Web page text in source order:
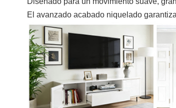
El avanzado acabado niquelado